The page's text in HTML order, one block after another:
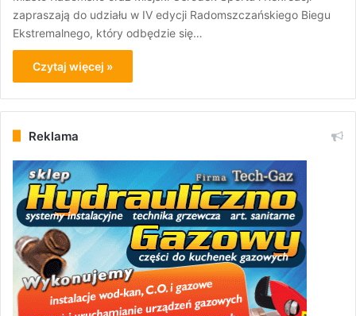
zapraszają do udziału w IV edycji Radomszczańskiego Biegu
Ekstremalnego, który odbędzie się…
Czytaj więcej »
Reklama